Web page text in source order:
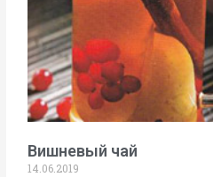
Вишневый чай
14.06.2019